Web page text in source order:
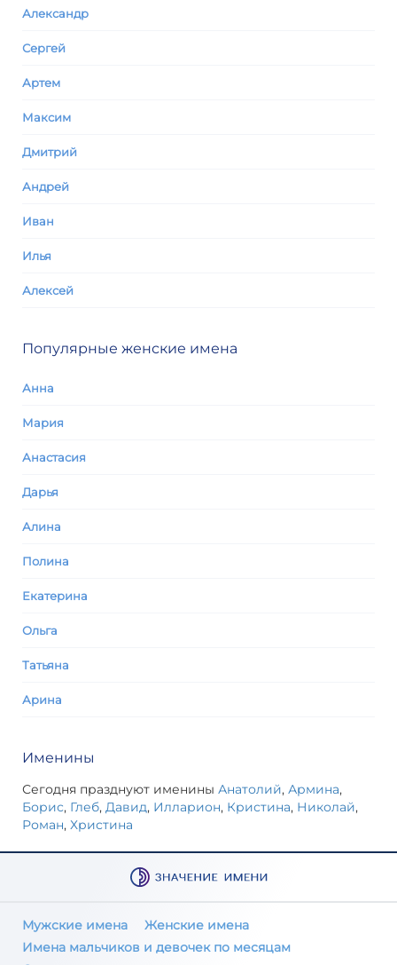
Александр
Сергей
Артем
Максим
Дмитрий
Андрей
Иван
Илья
Алексей
Популярные женские имена
Анна
Мария
Анастасия
Дарья
Алина
Полина
Екатерина
Ольга
Татьяна
Арина
Именины
Сегодня празднуют именины Анатолий, Армина,
Борис, Глеб, Давид, Илларион, Кристина, Николай,
Роман, Христина
Мужские имена
Женские имена
Имена мальчиков и девочек по месяцам